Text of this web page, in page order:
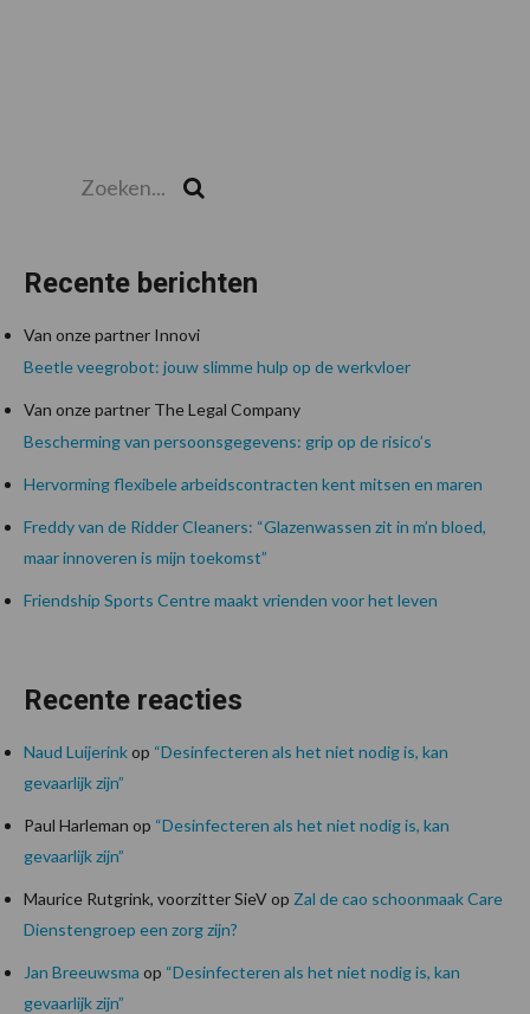
Recente berichten
Van onze partner Innovi
Beetle veegrobot: jouw slimme hulp op de werkvloer
Van onze partner The Legal Company
Bescherming van persoonsgegevens: grip op de risico’s
Hervorming flexibele arbeidscontracten kent mitsen en maren
Freddy van de Ridder Cleaners: “Glazenwassen zit in m’n bloed,
maar innoveren is mijn toekomst”
Friendship Sports Centre maakt vrienden voor het leven
Recente reacties
Naud Luijerinkop “Desinfecteren als het niet nodig is, kan
gevaarlijk zijn”
Paul Harleman op “Desinfecteren als het niet nodig is, kan
gevaarlijk zijn”
Maurice Rutgrink, voorzitter SieVop Zal de cao schoonmaak Care
Dienstengroep een zorg zijn?
Jan Breeuwsma op “Desinfecteren als het niet nodig is, kan
gevaarlijk zijn”